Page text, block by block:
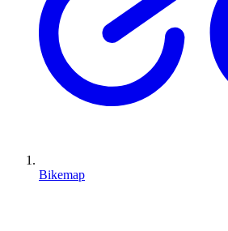
Bikemap